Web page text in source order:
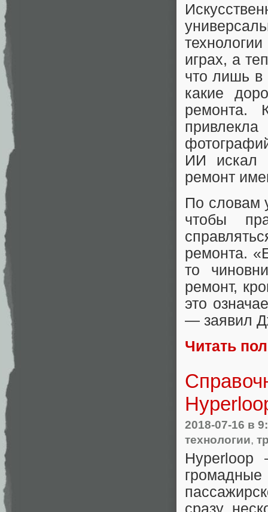
играх, а
что лишь
какие
ремонта.
ИИ искал
ремонт
По словам
чтобы
ремонта.
то
ремонт,
это
— заявил
Читать
2018-07-16 в
технологии,
Hyperloop
сразу